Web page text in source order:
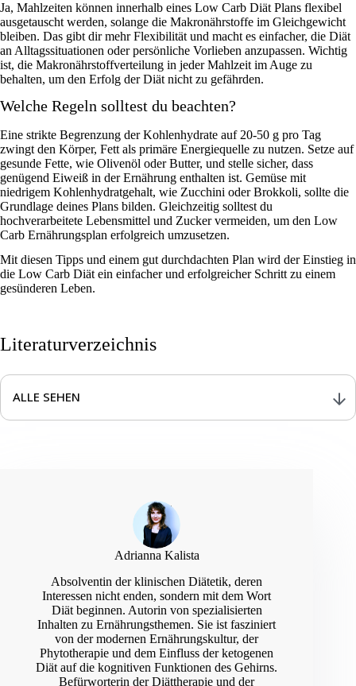
Ja, Mahlzeiten können innerhalb eines Low Carb Diät Plans flexibel
ausgetauscht werden, solange die Makronährstoffe im Gleichgewicht
bleiben. Das gibt dir mehr Flexibilität und macht es einfacher, die Diät
an Alltagssituationen oder persönliche Vorlieben anzupassen. Wichtig
ist, die Makronährstoffverteilung in jeder Mahlzeit im Auge zu
behalten, um den Erfolg der Diät nicht zu gefährden.
Welche Regeln solltest du beachten?
Eine strikte Begrenzung der Kohlenhydrate auf 20-50 g pro Tag
zwingt den Körper, Fett als primäre Energiequelle zu nutzen. Setze auf
gesunde Fette, wie Olivenöl oder Butter, und stelle sicher, dass
genügend Eiweiß in der Ernährung enthalten ist. Gemüse mit
niedrigem Kohlenhydratgehalt, wie Zucchini oder Brokkoli, sollte die
Grundlage deines Plans bilden. Gleichzeitig solltest du
hochverarbeitete Lebensmittel und Zucker vermeiden, um den Low
Carb Ernährungsplan erfolgreich umzusetzen.
Mit diesen Tipps und einem gut durchdachten Plan wird der Einstieg in
die Low Carb Diät ein einfacher und erfolgreicher Schritt zu einem
gesünderen Leben.
Literaturverzeichnis
ALLE SEHEN
Improve Cardiovascular Health: A Scientific Statement From the
American Heart Association Circulation
Dietary Guidelines for Americans, 2020-
Scientific Opinion on Dietary
Reference Values for carbohydrates and dietary fibre
Adrianna Kalista
Absolventin der klinischen Diätetik, deren
Interessen nicht enden, sondern mit dem Wort
Diät beginnen. Autorin von spezialisierten
Inhalten zu Ernährungsthemen. Sie ist fasziniert
von der modernen Ernährungskultur, der
Phytotherapie und dem Einfluss der ketogenen
Diät auf die kognitiven Funktionen des Gehirns.
Befürworterin der Diättherapie und der